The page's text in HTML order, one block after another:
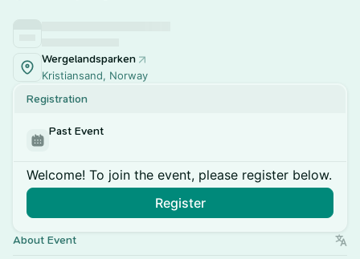
Wergelandsparken
Kristiansand, Norway
Registration
Past Event
Welcome! To join the event, please register below.
Register
About Event